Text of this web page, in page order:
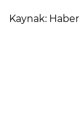
Kaynak: Haber